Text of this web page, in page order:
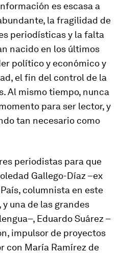
es escasa a
la fragilidad de
periodísticas y la falta
nacido en los últimos
político y económico y
el fin del control de la
Al mismo tiempo, nunca
para ser lector, y
tan necesario como
periodistas para que
Gallego-Díaz –ex
columnista en este
y una de las grandes
Eduardo Suárez –
impulsor de proyectos
con María Ramírez de